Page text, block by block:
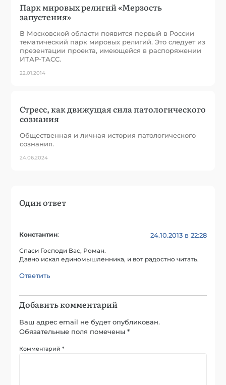
Парк мировых религий «Мерзость
запустения»
В Московской области появится первый в России
тематический парк мировых религий. Это следует из
презентации проекта, имеющейся в распоряжении
ИТАР-ТАСС.
22.01.2014
Стресс, как движущая сила патологического
сознания
Общественная и личная история патологического
сознания.
24.06.2024
Один ответ
Константин: 24.10.2013 в 22:28
Спаси Господи Вас, Роман.
Давно искал единомышленника, и вот радостно читать.
Ответить
Добавить комментарий
Ваш адрес email не будет опубликован.
Обязательные поля помечены*
Комментарий*